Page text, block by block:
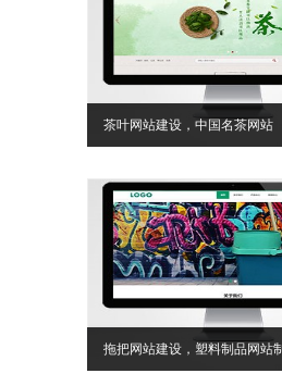
茶叶网站建设，中国名茶网站
拖把网站建设，塑料制品网站